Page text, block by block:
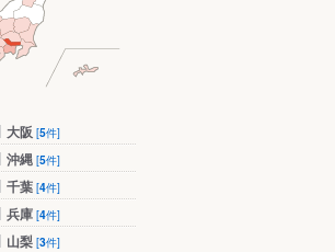
大阪 [5件]
沖縄 [5件]
千葉 [4件]
兵庫 [4件]
山梨 [3件]